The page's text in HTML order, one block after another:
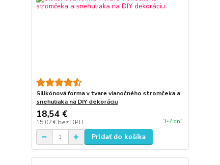
Silikónová forma v tvare vianočného stromčeka a
snehuliaka na DIY dekoráciu
18,54 €
15,07 € bez DPH 3-7 dní
Pridať do košíka